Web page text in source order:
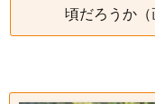
頃だろうか（